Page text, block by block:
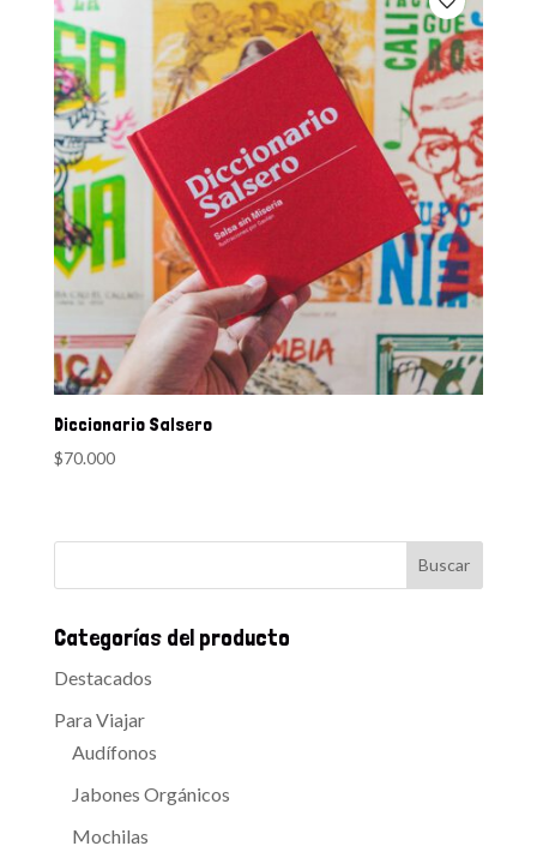
Diccionario Salsero
$70.000
Categorías del producto
Destacados
Para Viajar
Audífonos
Jabones Orgánicos
Mochilas